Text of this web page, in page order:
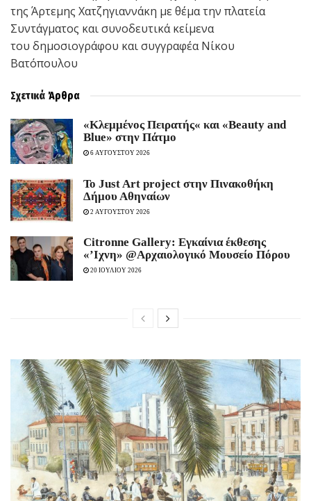
της Άρτεμης Χατζηγιαννάκη με θέμα την πλατεία
Συντάγματος και συνοδευτικά κείμενα
του δημοσιογράφου και συγγραφέα Νίκου
Βατόπουλου
Σχετικά Άρθρα
«Κλεμμένος Πειρατής« και «Beauty and
Blue» στην Πάτμο
6 ΑΥΓΟΥΣΤΟΥ 2026
To Just Art project στην Πινακοθήκη
Δήμου Αθηναίων
2 ΑΥΓΟΥΣΤΟΥ 2026
Citronne Gallery: Εγκαίνια έκθεσης
«’Ιχνη» @Αρχαιολογικό Μουσείο Πόρου
20 ΙΟΥΛΙΟΥ 2026